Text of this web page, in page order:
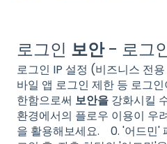
로그인 보안- 로그
로그인 IP 설정 (비즈니스 전
바일 앱 로그인 제한 등 로그
한함으로써 보안을 강화시킬
환경에서의 플로우 이용이 우
을 활용해보세요. 0. '어드민'